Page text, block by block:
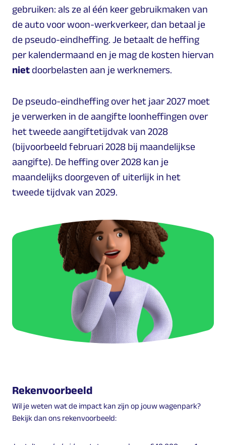
gebruiken: als ze al één keer gebruikmaken van
de auto voor woon-werkverkeer, dan betaal je
de pseudo-eindheffing. Je betaalt de heffing
per kalendermaand en je mag de kosten hiervan
niet doorbelasten aan je werknemers.
De pseudo-eindheffing over het jaar 2027 moet
je verwerken in de aangifte loonheffingen over
het tweede aangiftetijdvak van 2028
(bijvoorbeeld februari 2028 bij maandelijkse
aangifte). De heffing over 2028 kan je
maandelijks doorgeven of uiterlijk in het
tweede tijdvak van 2029.
Rekenvoorbeeld
Wil je weten wat de impact kan zijn op jouw wagenpark?
Bekijk dan ons rekenvoorbeeld: